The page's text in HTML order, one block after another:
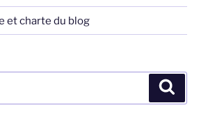
et charte du blog